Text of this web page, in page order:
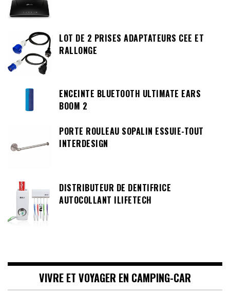
LOT DE 2 PRISES ADAPTATEURS CEE ET
RALLONGE
ENCEINTE BLUETOOTH ULTIMATE EARS
BOOM 2
PORTE ROULEAU SOPALIN ESSUIE-TOUT
INTERDESIGN
DISTRIBUTEUR DE DENTIFRICE
AUTOCOLLANT ILIFETECH
VIVRE ET VOYAGER EN CAMPING-CAR